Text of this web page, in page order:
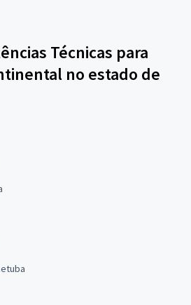
Técnicas para
no estado de